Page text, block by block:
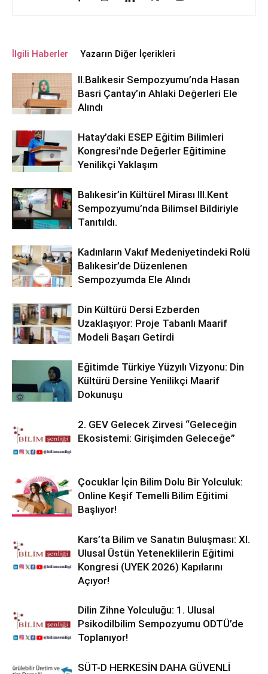
İlgili Haberler Yazarın Diğer İçerikleri
ll.Balıkesir Sempozyumu’nda Hasan
Basri Çantay’ın Ahlaki Değerleri Ele
Alındı
Hatay’daki ESEP Eğitim Bilimleri
Kongresi’nde Değerler Eğitimine
Yenilikçi Yaklaşım
Balıkesir’in Kültürel Mirası lll.Kent
Sempozyumu’nda Bilimsel Bildiriyle
Tanıtıldı.
Kadınların Vakıf Medeniyetindeki Rolü
Balıkesir’de Düzenlenen
Sempozyumda Ele Alındı
Din Kültürü Dersi Ezberden
Uzaklaşıyor: Proje Tabanlı Maarif
Modeli Başarı Getirdi
Eğitimde Türkiye Yüzyılı Vizyonu: Din
Kültürü Dersine Yenilikçi Maarif
Dokunuşu
2. GEV Gelecek Zirvesi “Geleceğin
Ekosistemi: Girişimden Geleceğe”
Çocuklar İçin Bilim Dolu Bir Yolculuk:
Online Keşif Temelli Bilim Eğitimi
Başlıyor!
Kars’ta Bilim ve Sanatın Buluşması: XI.
Ulusal Üstün Yeteneklilerin Eğitimi
Kongresi (UYEK 2026) Kapılarını
Açıyor!
Dilin Zihne Yolculuğu: 1. Ulusal
Psikodilbilim Sempozyumu ODTÜ’de
Toplanıyor!
SÜT-D HERKESİN DAHA GÜVENLİ